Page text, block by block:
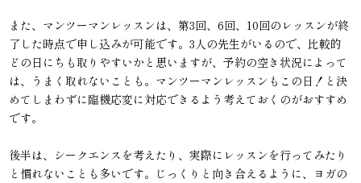
また、マンツーマンレッスンは、第3回、6回、10回のレッスンが終
了した時点で申し込みが可能です。3人の先生がいるので、比較的
どの日にちも取りやすいかと思いますが、予約の空き状況によって
は、うまく取れないことも。マンツーマンレッスンもこの日！と決
めてしまわずに臨機応変に対応できるよう考えておくのがおすすめ
です。
後半は、シークエンスを考えたり、実際にレッスンを行ってみたり
と慣れないことも多いです。じっくりと向き合えるように、ヨガの